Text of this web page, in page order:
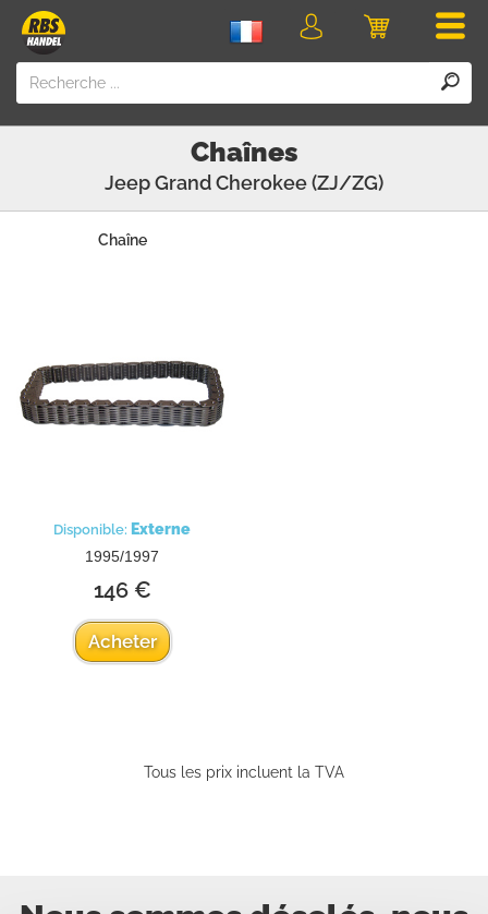
Panier
Login
Chaînes
JeepGrand Cherokee (ZJ/ZG)
Chaîne
Disponible: Externe
1995/1997
146 €
Acheter
Tous les prix incluent la TVA